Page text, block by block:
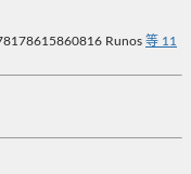
Runos 等 11